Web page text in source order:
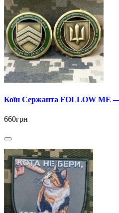
Коїн Сержанта FOLLOW ME
660грн